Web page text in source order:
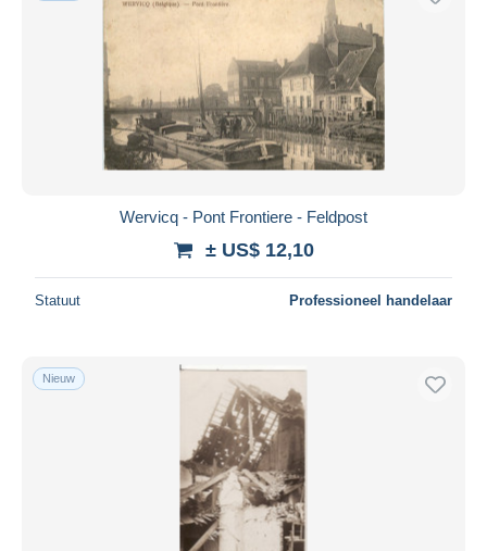
Wervicq - Pont Frontiere - Feldpost
± US$ 12,10
Statuut Professioneel handelaar
Nieuw